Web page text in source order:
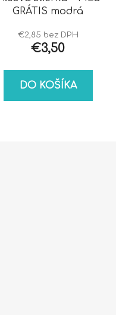
GRÁTIS modrá
€2,85 bez DPH
€3,50
DO KOŠÍKA